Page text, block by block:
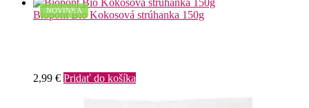
NOVINKA
Biopont Bio Kokosová strúhanka 150g
2,99 € Pridať do košíka